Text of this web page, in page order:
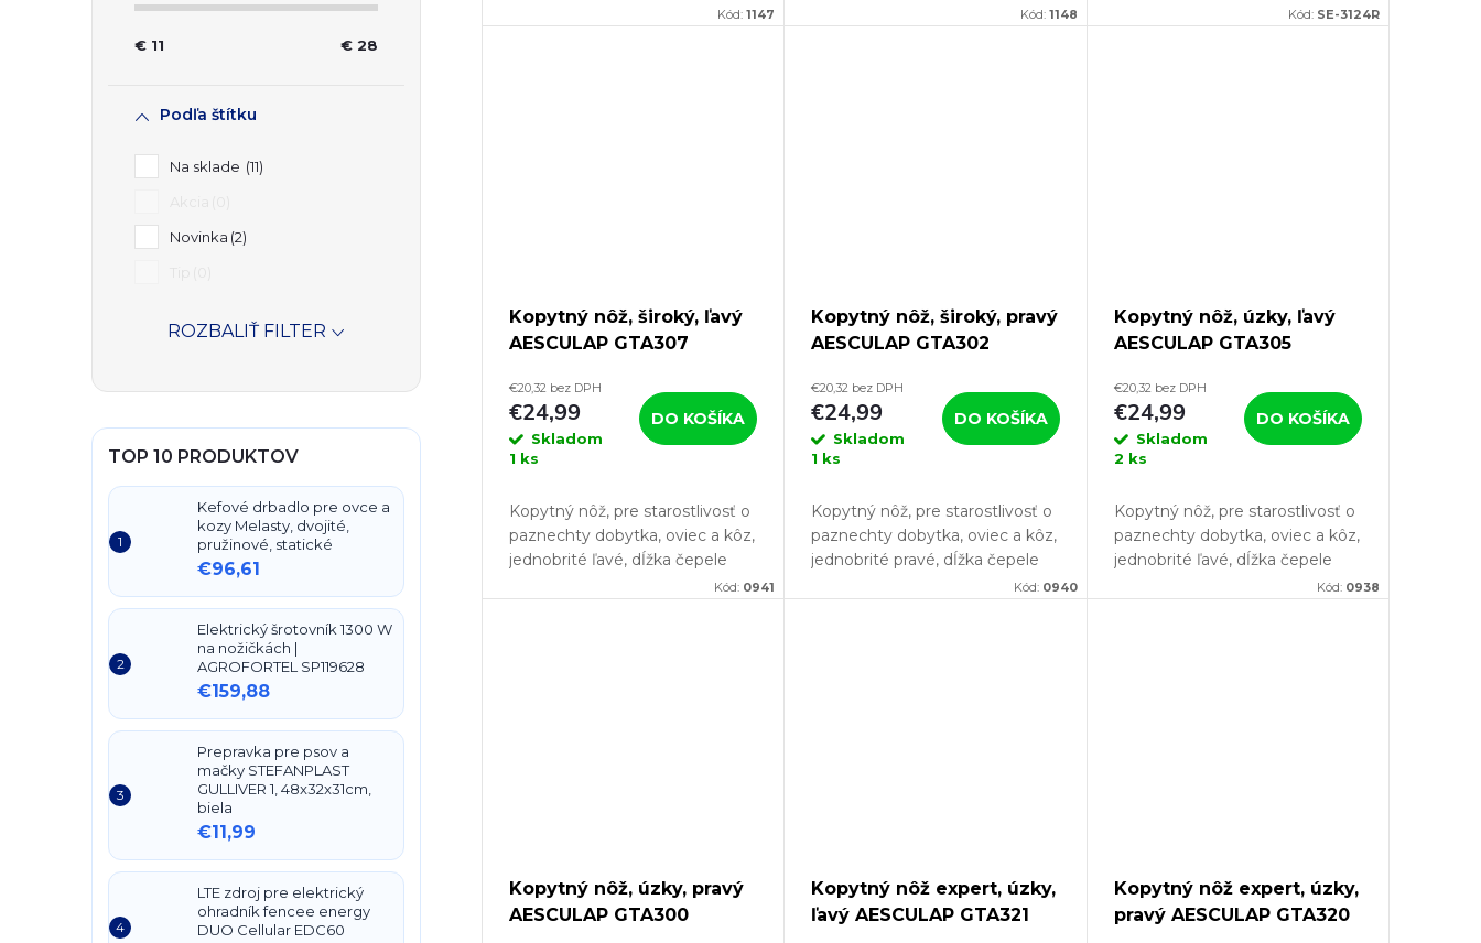
€ 11 € 28
Podľa štítku
Na sklade
11
Novinka 2
ROZBALIŤ FILTER
TOP 10 PRODUKTOV
Kefové drbadlo pre ovce a
kozy Melasty, dvojité,
pružinové, statické
€96,61
Elektrický šrotovník 1300 W
na nožičkách |
AGROFORTEL SP119628
€159,88
Prepravka pre psov a
mačky STEFANPLAST
GULLIVER 1, 48x32x31cm,
biela
€11,99
LTE zdroj pre elektrický
ohradník fencee energy
DUO Cellular EDC60
k teliat alebo koní, dĺžka 25 m,Kód:1147
oviec, kôz a koní, dĺžka 25 m,Kód: 1148 Kód: SE-3124R
Kopytný nôž, široký, ľavý
AESCULAP GTA307
€20,32 bez DPH
€24,99
Skladom
1 ks
DO KOŠÍKA
Kopytný nôž, pre starostlivosť o
paznechty dobytka, oviec a kôz,
jednobrité ľavé, dĺžka čepele
83mm, šírka 18mm, dĺžka rezu
Kód: 0941
Kopytný nôž, široký, pravý
AESCULAP GTA302
€20,32 bez DPH
€24,99
Skladom
1 ks
DO KOŠÍKA
Kopytný nôž, pre starostlivosť o
paznechty dobytka, oviec a kôz,
jednobrité pravé, dĺžka čepele
89mm, šírka 18mm, dĺžka rezu
Kód: 0940
Kopytný nôž, úzky, ľavý
AESCULAP GTA305
€20,32 bez DPH
€24,99
Skladom
2 ks
DO KOŠÍKA
Kopytný nôž, pre starostlivosť o
paznechty dobytka, oviec a kôz,
jednobrité ľavé, dĺžka čepele
80mm, šírka 13mm, dĺžka rezu
Kód: 0938
Kopytný nôž, úzky, pravý
AESCULAP GTA300
Kopytný nôž expert, úzky,
ľavý AESCULAP GTA321
Kopytný nôž expert, úzky,
pravý AESCULAP GTA320